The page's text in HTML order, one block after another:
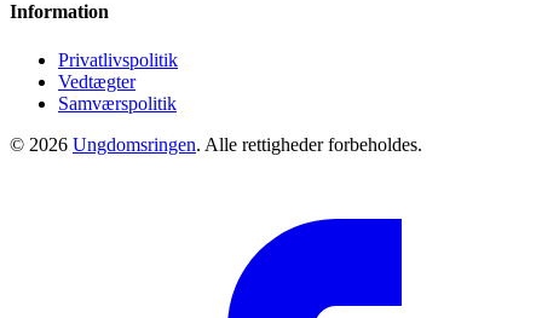
Information
Privatlivspolitik
Vedtægter
Samværspolitik
© 2026 Ungdomsringen. Alle rettigheder forbeholdes.